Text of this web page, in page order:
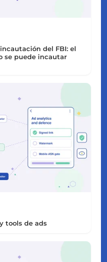
del FBI: el
se puede incautar
tools de ads